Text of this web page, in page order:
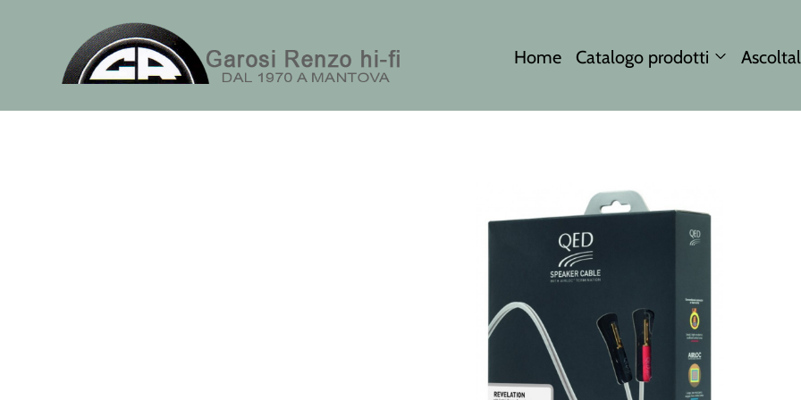
Home Catalogo prodotti